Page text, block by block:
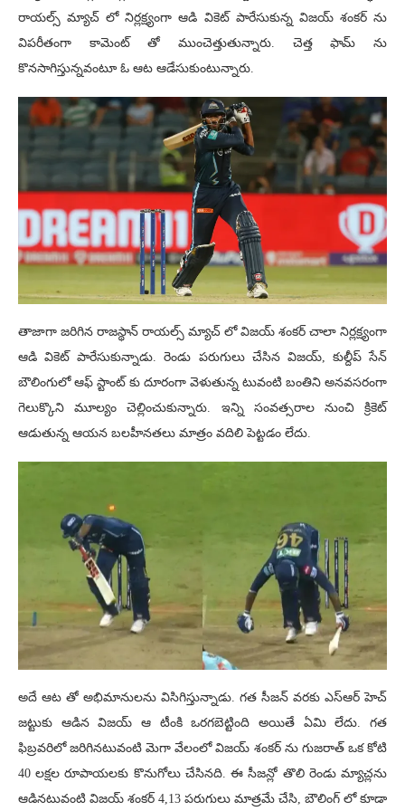
రాయల్స్ మ్యాచ్ లో నిర్లక్ష్యంగా ఆడి వికెట్ పారేసుకున్న విజయ్ శంకర్ ను
విపరీతంగా కామెంట్ తో ముంచెత్తుతున్నారు. చెత్త ఫామ్ ను
కొనసాగిస్తున్నవంటూ ఓ ఆట ఆడేసుకుంటున్నారు.
తాజాగా జరిగిన రాజస్థాన్ రాయల్స్ మ్యాచ్ లో విజయ్ శంకర్ చాలా నిర్లక్ష్యంగా
ఆడి వికెట్ పారేసుకున్నాడు. రెండు పరుగులు చేసిన విజయ్, కుల్దీప్ సేన్
బౌలింగులో ఆఫ్ స్టాంట్ కు దూరంగా వెళుతున్న టువంటి బంతిని అనవసరంగా
గెలుక్కొని మూల్యం చెల్లించుకున్నారు. ఇన్ని సంవత్సరాల నుంచి క్రికెట్
ఆడుతున్న ఆయన బలహీనతలు మాత్రం వదిలి పెట్టడం లేదు.
అదే ఆట తో అభిమానులను విసిగిస్తున్నాడు. గత సీజన్ వరకు ఎస్ఆర్ హెచ్
జట్టుకు ఆడిన విజయ్ ఆ టీంకి ఒరగబెట్టింది అయితే ఏమి లేదు. గత
ఫిబ్రవరిలో జరిగినటువంటి మెగా వేలంలో విజయ్ శంకర్ ను గుజరాత్ ఒక కోటి
40 లక్షల రూపాయలకు కొనుగోలు చేసినది. ఈ సీజన్లో తొలి రెండు మ్యాచ్లను
ఆడినటువంటి విజయ్ శంకర్ 4,13 పరుగులు మాత్రమే చేసి, బౌలింగ్ లో కూడా